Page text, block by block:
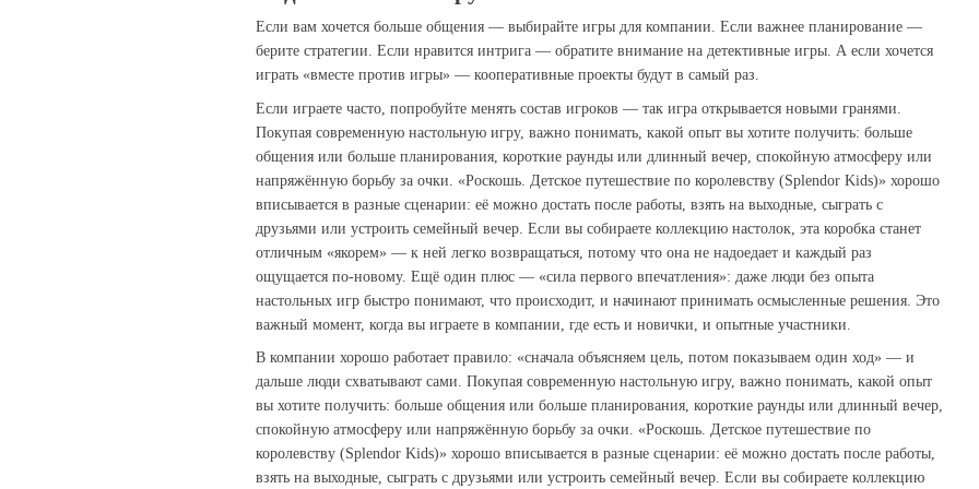
Если вам хочется больше общения — выбирайте игры для компании. Если важнее планирование —
берите стратегии. Если нравится интрига — обратите внимание на детективные игры. А если хочется
играть «вместе против игры» — кооперативные проекты будут в самый раз.
Если играете часто, попробуйте менять состав игроков — так игра открывается новыми гранями.
Покупая современную настольную игру, важно понимать, какой опыт вы хотите получить: больше
общения или больше планирования, короткие раунды или длинный вечер, спокойную атмосферу или
напряжённую борьбу за очки. «Роскошь. Детское путешествие по королевству (Splendor Kids)» хорошо
вписывается в разные сценарии: её можно достать после работы, взять на выходные, сыграть с
друзьями или устроить семейный вечер. Если вы собираете коллекцию настолок, эта коробка станет
отличным «якорем» — к ней легко возвращаться, потому что она не надоедает и каждый раз
ощущается по‑новому. Ещё один плюс — «сила первого впечатления»: даже люди без опыта
настольных игр быстро понимают, что происходит, и начинают принимать осмысленные решения. Это
важный момент, когда вы играете в компании, где есть и новички, и опытные участники.
В компании хорошо работает правило: «сначала объясняем цель, потом показываем один ход» — и
дальше люди схватывают сами. Покупая современную настольную игру, важно понимать, какой опыт
вы хотите получить: больше общения или больше планирования, короткие раунды или длинный вечер,
спокойную атмосферу или напряжённую борьбу за очки. «Роскошь. Детское путешествие по
королевству (Splendor Kids)» хорошо вписывается в разные сценарии: её можно достать после работы,
взять на выходные, сыграть с друзьями или устроить семейный вечер. Если вы собираете коллекцию